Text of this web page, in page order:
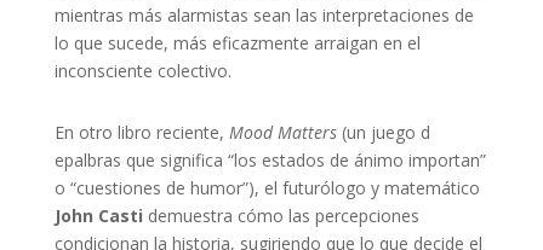
mientras más alarmistas sean las interpretaciones de
lo que sucede, más eficazmente arraigan en el
inconsciente colectivo.
En otro libro reciente, Mood Matters(un juego d
epalbras que significa “los estados de ánimo importan”
o “cuestiones de humor”), el futurólogo y matemático
John Casti demuestra cómo las percepciones
condicionan la historia, sugiriendo que lo que decide el